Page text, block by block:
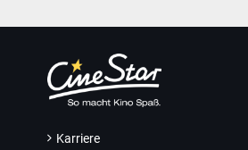
Karriere